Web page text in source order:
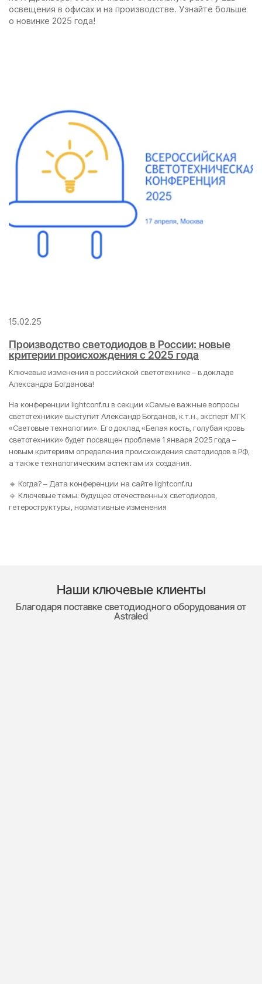
освещения в офисах и на производстве. Узнайте больше
о новинке 2025 года!
15.02.25
Производство светодиодов в России: новые
критерии происхождения с 2025 года
Ключевые изменения в российской светотехнике – в докладе
Александра Богданова!
На конференции lightconf.ru в секции «Самые важные вопросы
светотехники» выступит Александр Богданов, к.т.н., эксперт МГК
«Световые технологии». Его доклад «Белая кость, голубая кровь
светотехники» будет посвящен проблеме 1 января 2025 года –
новым критериям определения происхождения светодиодов в РФ,
а также технологическим аспектам их создания.
🔹 Когда? – Дата конференции на сайте lightconf.ru
🔹 Ключевые темы: будущее отечественных светодиодов,
гетероструктуры, нормативные изменения
Наши ключевые клиенты
Благодаря поставке светодиодного оборудования от
Astraled